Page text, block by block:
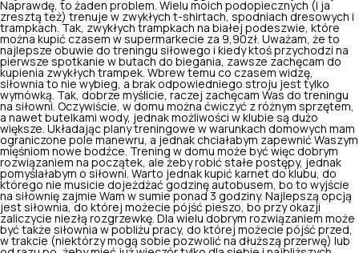
Naprawdę, to żaden problem. Wielu moich podopiecznych (i ja
zresztą też) trenuje w zwykłych t-shirtach, spodniach dresowych i
trampkach. Tak, zwykłych trampkach na białej podeszwie, które
można kupić czasem w supermarkecie za 9,90zł. Uważam, że to
najlepsze obuwie do treningu siłowego i kiedy ktoś przychodzi na
pierwsze spotkanie w butach do biegania, zawsze zachęcam do
kupienia zwykłych trampek. Wbrew temu co czasem widzę,
siłownia to nie wybieg, a brak odpowiedniego stroju jest tylko
wymówką. Tak, dobrze myślicie, raczej zachęcam Was do treningu
na siłowni. Oczywiście, w domu można ćwiczyć z różnym sprzętem,
a nawet butelkami wody, jednak możliwości w klubie są dużo
większe. Układając plany treningowe w warunkach domowych mam
ograniczone pole manewru, a jednak chciałabym zapewnić Waszym
mięśniom nowe bodźce. Trening w domu może być więc dobrym
rozwiązaniem na początek, ale żeby robić stałe postępy, jednak
pomyślałabym o siłowni. Warto jednak kupić karnet do klubu, do
którego nie musicie dojeżdżać godzinę autobusem, bo to wyjście
na siłownię zajmie Wam w sumie ponad 3 godziny. Najlepszą opcją
jest siłownia, do której możecie pójść pieszo, bo przy okazji
zaliczycie niezłą rozgrzewkę. Dla wielu dobrym rozwiązaniem może
być także siłownia w pobliżu pracy, do której możecie pójść przed,
w trakcie (niektórzy mogą sobie pozwolić na dłuższą przerwę) lub